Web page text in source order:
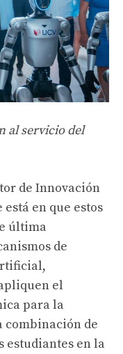
al servicio del
de Innovación
está en que estos
última
de
el
para la
combinación de
estudiantes en la